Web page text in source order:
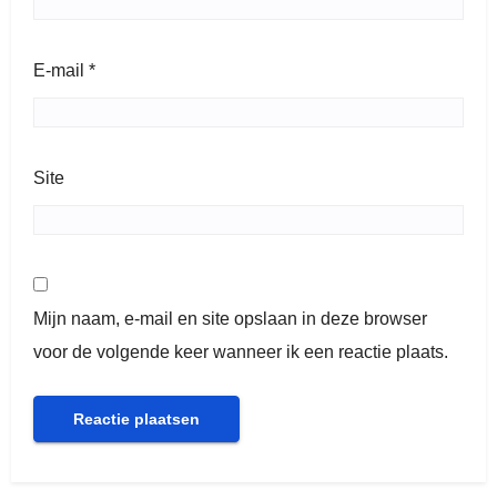
E-mail *
Site
Mijn naam, e-mail en site opslaan in deze browser
voor de volgende keer wanneer ik een reactie plaats.